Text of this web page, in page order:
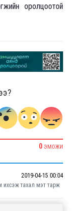
оролцоотой
0 ЭМОЖИ
2019-04-15 00:04
ихсэж тахал мэт тарж